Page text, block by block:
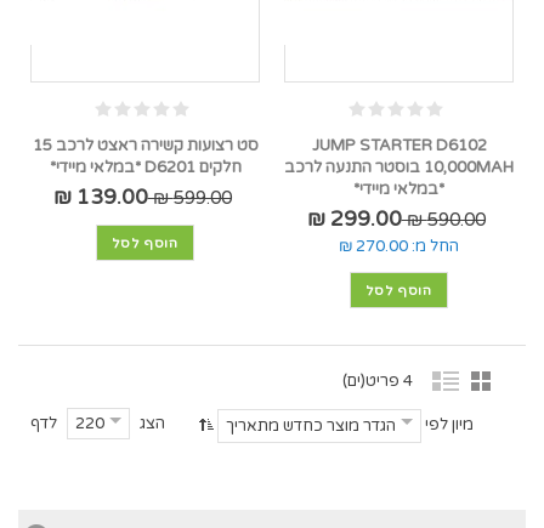
JUMP STARTER D6102
10,000MAH בוסטר התנעה לרכב
*במלאי מיידי*
590.00 ₪
299.00 ₪
החל מ: 270.00 ₪
הוסף לסל
סט רצועות קשירה ראצט לרכב 15
חלקים D6201 *במלאי מיידי*
599.00 ₪
139.00 ₪
הוסף לסל
4 פריט(ים)
הצג 220 לדף מיון לפי הגדר מוצר כחדש מתאריך